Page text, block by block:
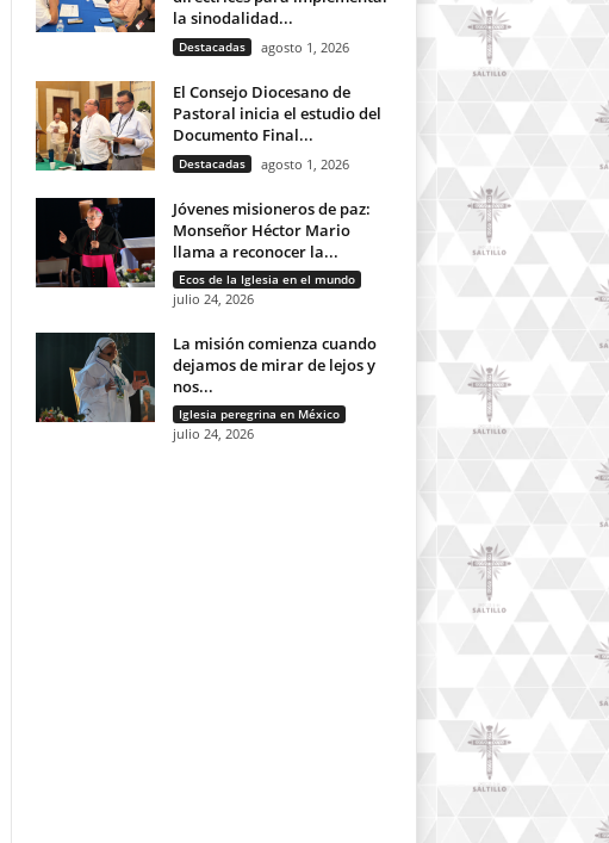
la sinodalidad...
Destacadas agosto 1, 2026
El Consejo Diocesano de
Pastoral inicia el estudio del
Documento Final...
Destacadas agosto 1, 2026
Jóvenes misioneros de paz:
Monseñor Héctor Mario
llama a reconocer la...
Ecos de la Iglesia en el mundo
julio 24, 2026
La misión comienza cuando
dejamos de mirar de lejos y
nos...
Iglesia peregrina en México
julio 24, 2026